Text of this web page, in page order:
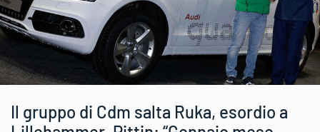
Il gruppo di Cdm salta Ruka, esordio a